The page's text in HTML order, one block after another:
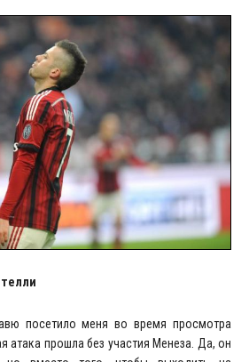
посетило меня во время просмотра
атака прошла без участия Менеза. Да, он